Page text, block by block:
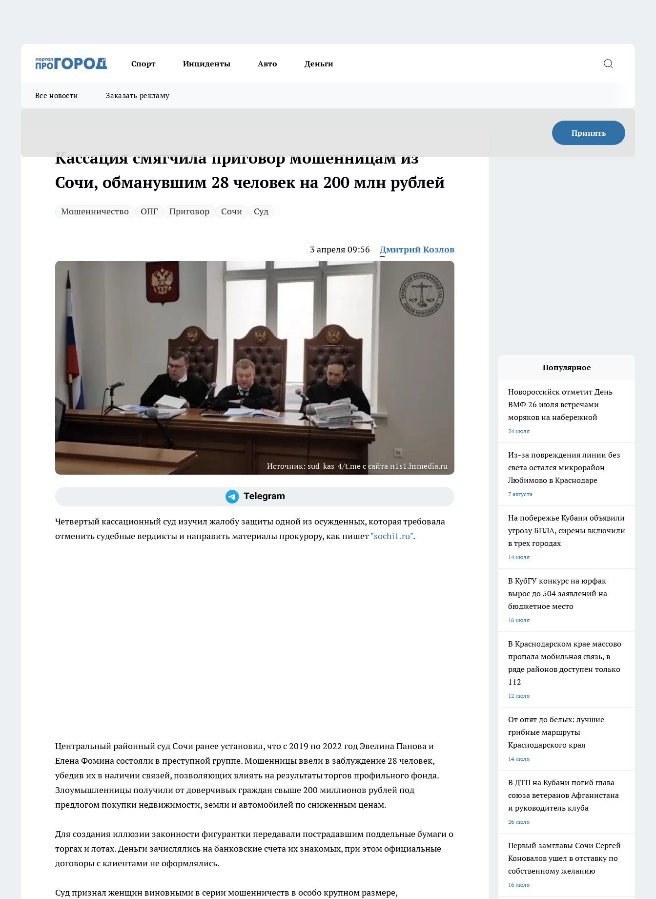
Спорт Инциденты Авто Деньги
Все новости Заказать рекламу
Принять
Кассация смягчила приговор мошенницам из
Сочи, обманувшим 28 человек на 200 млн рублей
Мошенничество ОПГ Приговор Сочи Суд
3 апреля 09:56 Дмитрий Козлов
Источник: sud_kas_4/t.me с сайта n1s1.hsmedia.ru
Четвертый кассационный суд изучил жалобу защиты одной из осужденных, которая требовала
отменить судебные вердикты и направить материалы прокурору, как пишет"sochi1.ru".
Центральный районный суд Сочи ранее установил, что с 2019 по 2022 год Эвелина Панова и
Елена Фомина состояли в преступной группе. Мошенницы ввели в заблуждение 28 человек,
убедив их в наличии связей, позволяющих влиять на результаты торгов профильного фонда.
Злоумышленницы получили от доверчивых граждан свыше 200 миллионов рублей под
предлогом покупки недвижимости, земли и автомобилей по сниженным ценам.
Для создания иллюзии законности фигурантки передавали пострадавшим поддельные бумаги о
торгах и лотах. Деньги зачислялись на банковские счета их знакомых, при этом официальные
договоры с клиентами не оформлялись.
Суд признал женщин виновными в серии мошенничеств в особо крупном размере,
Популярное
Новороссийск отметит День
ВМФ 26 июля встречами
моряков на набережной
24 июля
Из-за повреждения линии без
света остался микрорайон
Любимово в Краснодаре
7 августа
На побережье Кубани объявили
угрозу БПЛА, сирены включили
в трех городах
14 июля
В КубГУ конкурс на юрфак
вырос до 504 заявлений на
бюджетное место
16 июля
В Краснодарском крае массово
пропала мобильная связь, в
ряде районов доступен только
112
12 июля
От опят до белых: лучшие
грибные маршруты
Краснодарского края
14 июля
В ДТП на Кубани погиб глава
союза ветеранов Афганистана
и руководитель клуба
26 июля
Первый замглавы Сочи Сергей
Коновалов ушел в отставку по
собственному желанию
16 июля